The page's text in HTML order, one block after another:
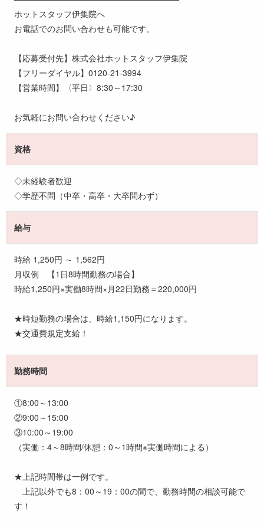
ホットスタッフ伊集院へ
お電話でのお問い合わせも可能です。
【応募受付先】株式会社ホットスタッフ伊集院
【フリーダイヤル】0120-21-3994
【営業時間】〈平日〉8:30～17:30
お気軽にお問い合わせください♪
資格
◇未経験者歓迎
◇学歴不問（中卒・高卒・大卒問わず）
給与
時給 1,250円 ～ 1,562円
月収例 【1日8時間勤務の場合】
時給1,250円×実働8時間×月22日勤務＝220,000円
★時短勤務の場合は、時給1,150円になります。
★交通費規定支給！
勤務時間
①8:00～13:00
②9:00～15:00
③10:00～19:00
（実働：4～8時間/休憩：0～1時間※実働時間による）
★上記時間帯は一例です。
上記以外でも8：00～19：00の間で、勤務時間の相談可能で
す！